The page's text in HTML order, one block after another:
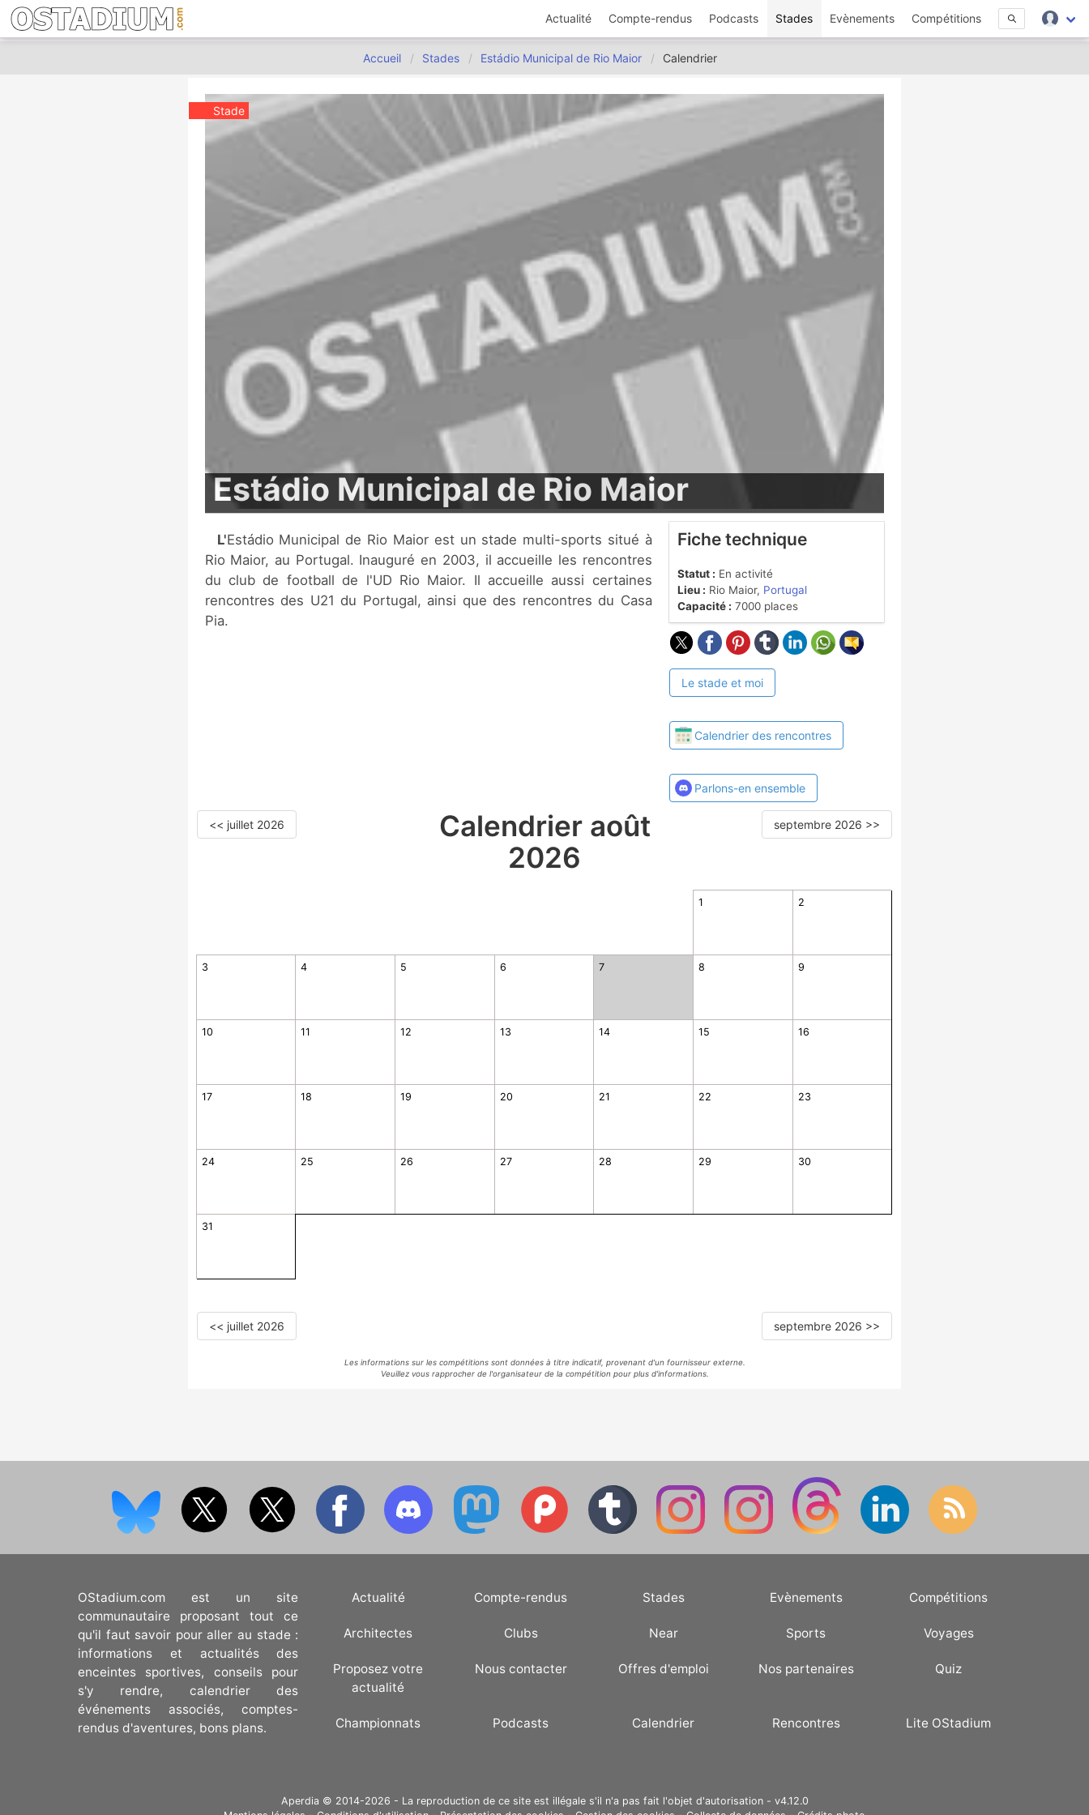
Actualité Compte-rendus Podcasts Stades Evènements Compétitions
Accueil Stades Estádio Municipal de Rio Maior Calendrier
Stade
Estádio Municipal de Rio Maior
L'Estádio Municipal de Rio Maior est un stade multi-sports situé à
Rio Maior, au Portugal. Inauguré en 2003, il accueille les rencontres
du club de football de l'UD Rio Maior. Il accueille aussi certaines
rencontres des U21 du Portugal, ainsi que des rencontres du Casa
Pia.
Fiche technique
Statut : En activité
Lieu : Rio Maior, Portugal
Capacité : 7000 places
Le stade et moi
Calendrier des rencontres
Parlons-en ensemble
Calendrier août
2026
<< juillet 2026 septembre 2026 >>
1 2
3 4 5 6 7 8 9
10 11 12 13 14 15 16
17 18 19 20 21 22 23
24 25 26 27 28 29 30
31
<< juillet 2026 septembre 2026 >>
Les informations sur les compétitions sont données à titre indicatif, provenant d'un fournisseur externe.
Veuillez vous rapprocher de l'organisateur de la compétition pour plus d'informations.
OStadium.com est un site
communautaire proposant tout ce
qu'il faut savoir pour aller au stade :
informations et actualités des
enceintes sportives, conseils pour
s'y rendre, calendrier des
événements associés, comptes-
rendus d'aventures, bons plans.
Actualité Compte-rendus Stades Evènements Compétitions
Architectes Clubs Near Sports Voyages
Proposez votre
actualité
Nous contacter Offres d'emploi Nos partenaires Quiz
Championnats Podcasts Calendrier Rencontres Lite OStadium
Aperdia © 2014-2026 - La reproduction de ce site est illégale s'il n'a pas fait l'objet d'autorisation - v4.12.0